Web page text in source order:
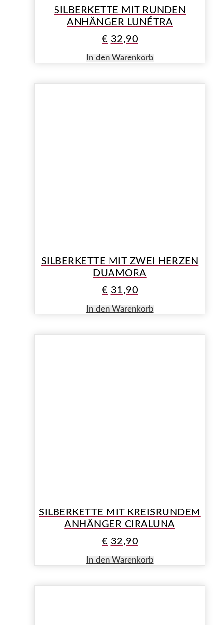
SILBERKETTE MIT RUNDEN
ANHÄNGER LUNÉTRA
€ 32,90
In den Warenkorb
SILBERKETTE MIT ZWEI HERZEN
DUAMORA
€ 31,90
In den Warenkorb
SILBERKETTE MIT KREISRUNDEM
ANHÄNGER CIRALUNA
€ 32,90
In den Warenkorb